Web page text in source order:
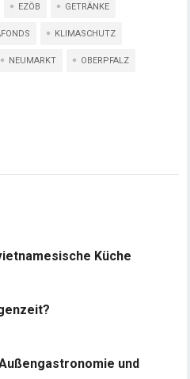
EZÖB GETRÄNKE
KLIMASCHUTZ
NEUMARKT OBERPFALZ
Küche
und